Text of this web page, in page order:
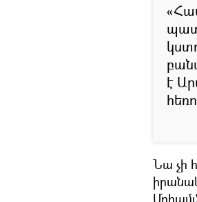
է
Նա չի